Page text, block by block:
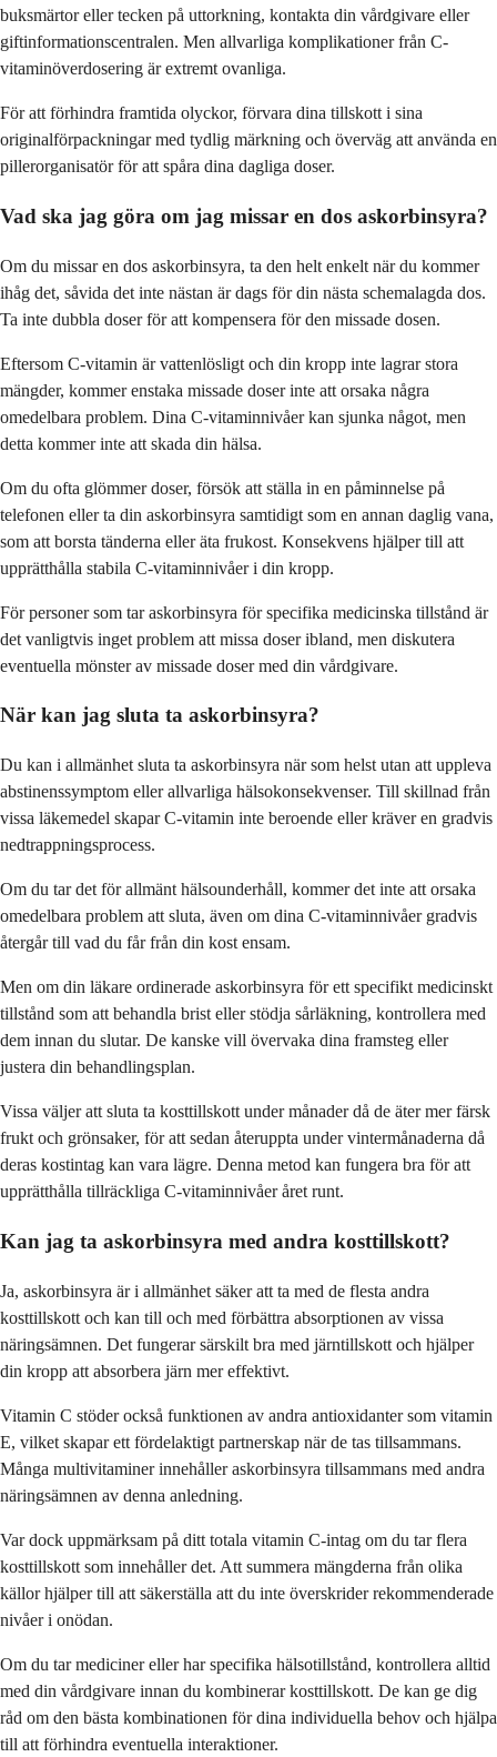
buksmärtor eller tecken på uttorkning, kontakta din vårdgivare eller
giftinformationscentralen. Men allvarliga komplikationer från C-
vitaminöverdosering är extremt ovanliga.
För att förhindra framtida olyckor, förvara dina tillskott i sina
originalförpackningar med tydlig märkning och överväg att använda en
pillerorganisatör för att spåra dina dagliga doser.
Vad ska jag göra om jag missar en dos askorbinsyra?
Om du missar en dos askorbinsyra, ta den helt enkelt när du kommer
ihåg det, såvida det inte nästan är dags för din nästa schemalagda dos.
Ta inte dubbla doser för att kompensera för den missade dosen.
Eftersom C-vitamin är vattenlösligt och din kropp inte lagrar stora
mängder, kommer enstaka missade doser inte att orsaka några
omedelbara problem. Dina C-vitaminnivåer kan sjunka något, men
detta kommer inte att skada din hälsa.
Om du ofta glömmer doser, försök att ställa in en påminnelse på
telefonen eller ta din askorbinsyra samtidigt som en annan daglig vana,
som att borsta tänderna eller äta frukost. Konsekvens hjälper till att
upprätthålla stabila C-vitaminnivåer i din kropp.
För personer som tar askorbinsyra för specifika medicinska tillstånd är
det vanligtvis inget problem att missa doser ibland, men diskutera
eventuella mönster av missade doser med din vårdgivare.
När kan jag sluta ta askorbinsyra?
Du kan i allmänhet sluta ta askorbinsyra när som helst utan att uppleva
abstinenssymptom eller allvarliga hälsokonsekvenser. Till skillnad från
vissa läkemedel skapar C-vitamin inte beroende eller kräver en gradvis
nedtrappningsprocess.
Om du tar det för allmänt hälsounderhåll, kommer det inte att orsaka
omedelbara problem att sluta, även om dina C-vitaminnivåer gradvis
återgår till vad du får från din kost ensam.
Men om din läkare ordinerade askorbinsyra för ett specifikt medicinskt
tillstånd som att behandla brist eller stödja sårläkning, kontrollera med
dem innan du slutar. De kanske vill övervaka dina framsteg eller
justera din behandlingsplan.
Vissa väljer att sluta ta kosttillskott under månader då de äter mer färsk
frukt och grönsaker, för att sedan återuppta under vintermånaderna då
deras kostintag kan vara lägre. Denna metod kan fungera bra för att
upprätthålla tillräckliga C-vitaminnivåer året runt.
Kan jag ta askorbinsyra med andra kosttillskott?
Ja, askorbinsyra är i allmänhet säker att ta med de flesta andra
kosttillskott och kan till och med förbättra absorptionen av vissa
näringsämnen. Det fungerar särskilt bra med järntillskott och hjälper
din kropp att absorbera järn mer effektivt.
Vitamin C stöder också funktionen av andra antioxidanter som vitamin
E, vilket skapar ett fördelaktigt partnerskap när de tas tillsammans.
Många multivitaminer innehåller askorbinsyra tillsammans med andra
näringsämnen av denna anledning.
Var dock uppmärksam på ditt totala vitamin C-intag om du tar flera
kosttillskott som innehåller det. Att summera mängderna från olika
källor hjälper till att säkerställa att du inte överskrider rekommenderade
nivåer i onödan.
Om du tar mediciner eller har specifika hälsotillstånd, kontrollera alltid
med din vårdgivare innan du kombinerar kosttillskott. De kan ge dig
råd om den bästa kombinationen för dina individuella behov och hjälpa
till att förhindra eventuella interaktioner.